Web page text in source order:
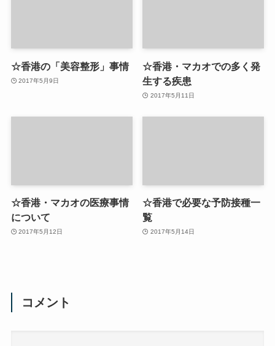
☆香港の「美容整形」事情
2017年5月9日
☆香港・マカオでの多く発
生する疾患
2017年5月11日
☆香港・マカオの医療事情
について
2017年5月12日
☆香港で必要な予防接種一
覧
2017年5月14日
コメント